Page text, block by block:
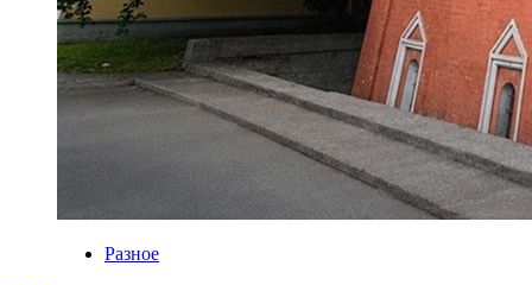
Разное